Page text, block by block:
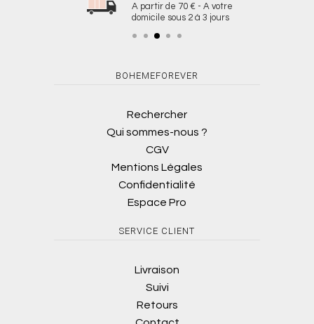
A partir de 70 € - A votre
domicile sous 2 à 3 jours
BOHEMEFOREVER
Rechercher
Qui sommes-nous ?
CGV
Mentions Légales
Confidentialité
Espace Pro
SERVICE CLIENT
Livraison
Suivi
Retours